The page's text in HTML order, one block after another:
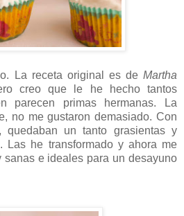
La receta original es de Martha
creo que le he hecho tantos
parecen primas hermanas. La
no me gustaron demasiado. Con
quedaban un tanto grasientas y
Las he transformado y ahora me
sanas e ideales para un desayuno